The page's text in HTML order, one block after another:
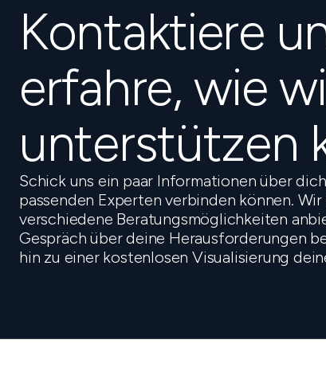
Kontaktiere
erfahre, wie
unterstützen
Schick uns ein paar Informationen über
passenden Experten verbinden können.
verschiedene Beratungsmöglichkeiten
Gespräch über deine Herausforderungen
hin zu einer kostenlosen Visualisierung